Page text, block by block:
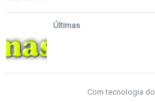
Últimas
Com tecnologia do